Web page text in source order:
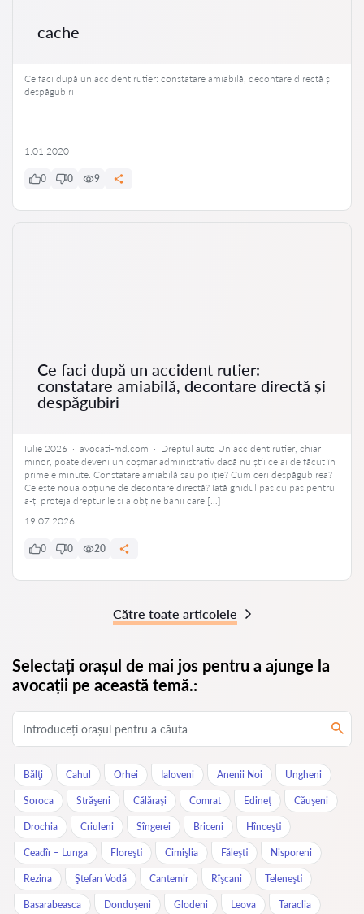
cache
Ce faci după un accident rutier: constatare amiabilă, decontare directă și
despăgubiri
1.01.2020
0 0 9
Ce faci după un accident rutier:
constatare amiabilă, decontare directă și
despăgubiri
Iulie 2026 · avocati-md.com · Dreptul auto Un accident rutier, chiar
minor, poate deveni un coșmar administrativ dacă nu știi ce ai de făcut în
primele minute. Constatare amiabilă sau poliție? Cum ceri despăgubirea?
Ce este noua opțiune de decontare directă? Iată ghidul pas cu pas pentru
a-ți proteja drepturile și a obține banii care […]
19.07.2026
0 0 20
Către toate articolele
Selectați orașul de mai jos pentru a ajunge la
avocații pe această temă.:
Bălţi Cahul Orhei Ialoveni Anenii Noi Ungheni
Soroca Străşeni Călăraşi Comrat Edineţ Căuşeni
Drochia Criuleni Sîngerei Briceni Hînceşti
Ceadîr – Lunga Floreşti Cimişlia Făleşti Nisporeni
Rezina Ştefan Vodă Cantemir Rîşcani Teleneşti
Basarabeasca Donduşeni Glodeni Leova Taraclia